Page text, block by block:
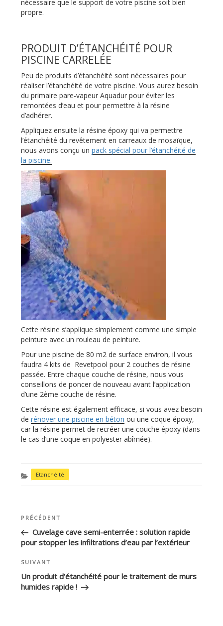
nécessaire que le support de votre piscine soit bien
propre.
PRODUIT D’ÉTANCHÉITÉ POUR
PISCINE CARRELÉE
Peu de produits d’étanchéité sont nécessaires pour
réaliser l’étanchéité de votre piscine. Vous aurez besoin
du primaire pare-vapeur Aquadur pour éviter les
remontées d’eau et pour permettre à la résine
d’adhérer.
Appliquez ensuite la résine époxy qui va permettre
l’étanchéité du revêtement en carreaux de mosaïque,
nous avons conçu un pack spécial pour l’étanchéité de
la piscine.
Cette résine s’applique simplement comme une simple
peinture avec un rouleau de peinture.
Pour une piscine de 80 m2 de surface environ, il vous
faudra 4 kits de Revetpool pour 2 couches de résine
passée. Entre chaque couche de résine, nous vous
conseillons de poncer de nouveau avant l’application
d’une 2ème couche de résine.
Cette résine est également efficace, si vous avez besoin
de rénover une piscine en béton ou une coque époxy,
car la résine permet de recréer une couche époxy (dans
le cas d’une coque en polyester abîmée).
CATÉGORIES
Etanchéité
NAVIGATION
DE
L’ARTICLE
Article
précédent
PRÉCÉDENT
Cuvelage cave semi-enterrée : solution rapide
pour stopper les infiltrations d’eau par l’extérieur
Article
suivant
SUIVANT
Un produit d’étanchéité pour le traitement de murs
humides rapide !